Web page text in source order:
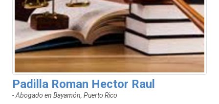
Padilla Roman Hector Raul
- Abogado en Bayamón, Puerto Rico